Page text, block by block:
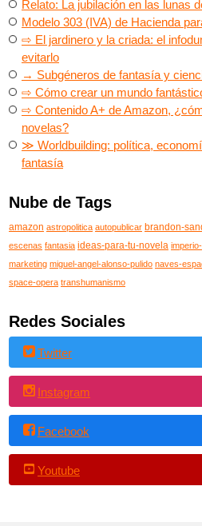
Relato: La jubilación en las lunas
Modelo 303 (IVA) de Hacienda
⇨ El jardinero y la criada: el
evitarlo
→ Subgéneros de fantasía y
⇨ Cómo crear un mundo
⇨ Contenido A+ de Amazon,
novelas?
≫ Worldbuilding: política,
fantasía
Nube de Tags
amazon astropolitica autopublicar brandon-
escenas fantasia ideas-para-tu-novela
marketing miguel-angel-alonso-pulido naves-
space-opera transhumanismo
Redes Sociales
Twitter
Instagram
Facebook
Youtube